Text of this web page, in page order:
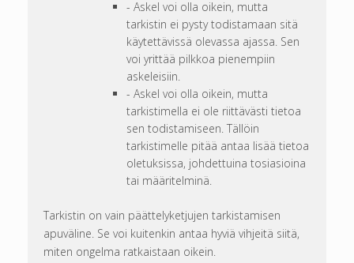
- Askel voi olla oikein, mutta
tarkistin ei pysty todistamaan sitä
käytettävissä olevassa ajassa. Sen
voi yrittää pilkkoa pienempiin
askeleisiin.
- Askel voi olla oikein, mutta
tarkistimella ei ole riittävästi tietoa
sen todistamiseen. Tällöin
tarkistimelle pitää antaa lisää tietoa
oletuksissa, johdettuina tosiasioina
tai määritelminä.
Tarkistin on vain päättelyketjujen tarkistamisen
apuväline. Se voi kuitenkin antaa hyviä vihjeitä siitä,
miten ongelma ratkaistaan oikein.